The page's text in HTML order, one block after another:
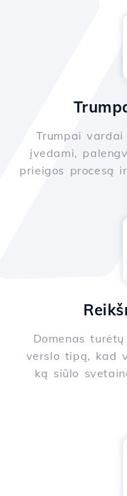
Trumpai
įvedami,
prieigos procesą
Domenas
verslo tipą, kad
ką siūlo